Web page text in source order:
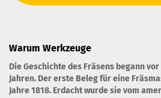
Warum Werkzeuge
Die Geschichte des Fräsens begann
Jahren. Der erste Beleg für eine
Jahre 1818. Erdacht wurde sie vom